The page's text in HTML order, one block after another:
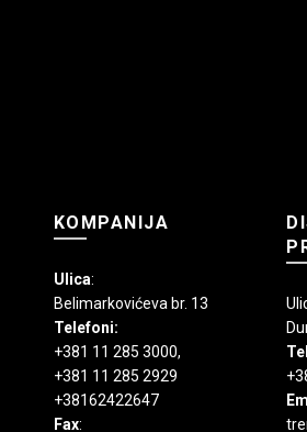
KOMPANIJA
Ulica:
Belimarkovićeva br. 13
Telefoni:
+381 11 285 3000,
+381 11 285 2929
+38162422647
Fax: